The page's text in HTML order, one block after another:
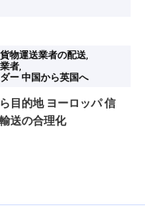
物運送業者の配送,
者,
ー 中国から英国へ
目的地 ヨーロッパ 信
送の合理化